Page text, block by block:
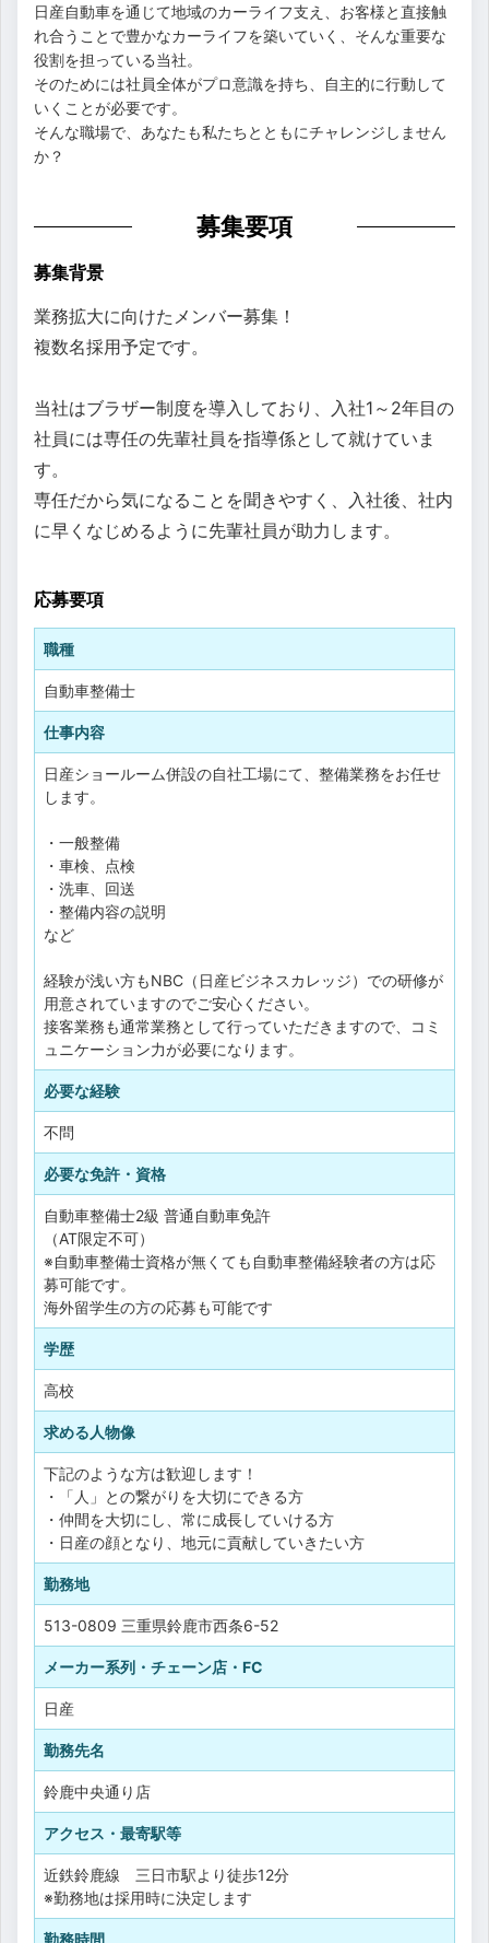
日産自動車を通じて地域のカーライフ支え、お客様と直接触
れ合うことで豊かなカーライフを築いていく、そんな重要な
役割を担っている当社。
そのためには社員全体がプロ意識を持ち、自主的に行動して
いくことが必要です。
そんな職場で、あなたも私たちとともにチャレンジしません
か？
募集要項
募集背景
業務拡大に向けたメンバー募集！
複数名採用予定です。
当社はブラザー制度を導入しており、入社1～2年目の
社員には専任の先輩社員を指導係として就けていま
す。
専任だから気になることを聞きやすく、入社後、社内
に早くなじめるように先輩社員が助力します。
応募要項
職種
自動車整備士
仕事内容
日産ショールーム併設の自社工場にて、整備業務をお任せ
します。
・一般整備
・車検、点検
・洗車、回送
・整備内容の説明
など
経験が浅い方もNBC（日産ビジネスカレッジ）での研修が
用意されていますのでご安心ください。
接客業務も通常業務として行っていただきますので、コミ
ュニケーション力が必要になります。
必要な経験
不問
必要な免許・資格
自動車整備士2級 普通自動車免許
（AT限定不可）
※自動車整備士資格が無くても自動車整備経験者の方は応
募可能です。
海外留学生の方の応募も可能です
学歴
高校
求める人物像
下記のような方は歓迎します！
・「人」との繋がりを大切にできる方
・仲間を大切にし、常に成長していける方
・日産の顔となり、地元に貢献していきたい方
勤務地
513-0809 三重県鈴鹿市西条6-52
メーカー系列・チェーン店・FC
日産
勤務先名
鈴鹿中央通り店
アクセス・最寄駅等
近鉄鈴鹿線 三日市駅より徒歩12分
※勤務地は採用時に決定します
勤務時間